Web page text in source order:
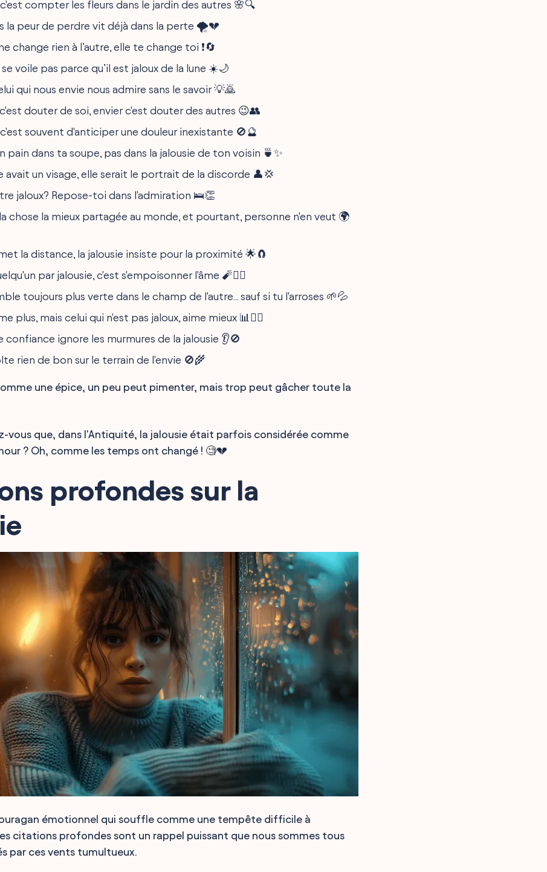
c'est compter les fleurs dans le jardin des autres 🌸🔍
la peur de perdre vit déjà dans la perte 🌪️💔
change rien à l’autre, elle te change toi ❗🔄
se voile pas parce qu’il est jaloux de la lune ☀️🌙
qui nous envie nous admire sans le savoir 💡🙇
douter de soi, envier c'est douter des autres 😉👥
c'est souvent d'anticiper une douleur inexistante 🚫🔮
pain dans ta soupe, pas dans la jalousie de ton voisin 🍵✨
avait un visage, elle serait le portrait de la discorde 👤💢
jaloux? Repose-toi dans l'admiration 🛌👏
chose la mieux partagée au monde, et pourtant, personne n'en veut 🌍
la distance, la jalousie insiste pour la proximité 🌟🧲
par jalousie, c'est s'empoisonner l'âme 🧨🙅‍♌️
toujours plus verte dans le champ de l'autre... sauf si tu l'arroses 🌱💦
plus, mais celui qui n'est pas jaloux, aime mieux 📊❤️‍🔥
confiance ignore les murmures de la jalousie 👂🚫
rien de bon sur le terrain de l'envie 🚫🌾
une épice, un peu peut pimenter, mais trop peut gâcher toute la
vous que, dans l'Antiquité, la jalousie était parfois considérée comme
? Oh, comme les temps ont changé ! 🧐💔
profondes sur la
émotionnel qui souffle comme une tempête difficile à
citations profondes sont un rappel puissant que nous sommes tous
par ces vents tumultueux.